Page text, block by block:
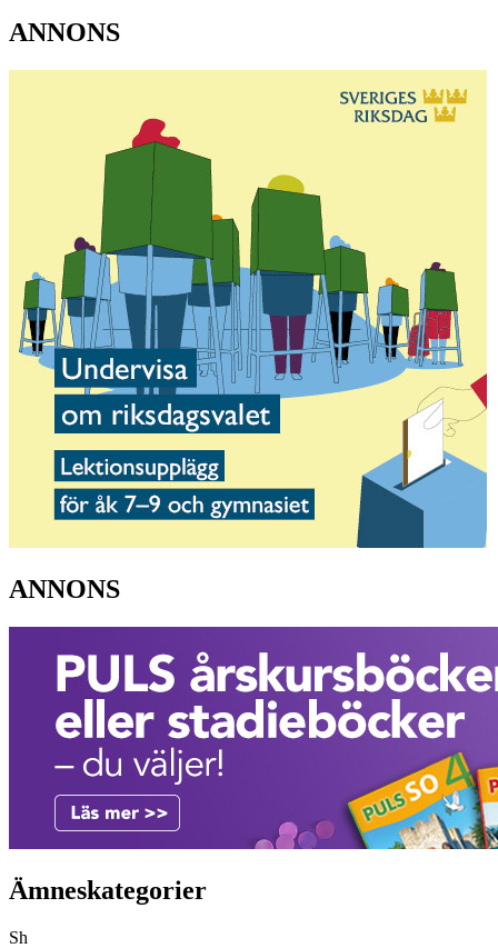
ANNONS
ANNONS
Ämneskategorier
Sh